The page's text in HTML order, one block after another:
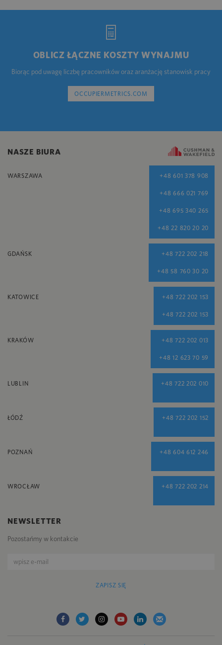
OBLICZ ŁĄCZNE KOSZTY WYNAJMU
Biorąc pod uwagę liczbę pracowników oraz aranżację stanowisk pracy
OCCUPIERMETRICS.COM
NASZE BIURA
WARSZAWA +48 601 378 908
+48 666 021 769
+48 695 340 265
+48 22 820 20 20
GDAŃSK +48 722 202 218
+48 58 760 30 20
KATOWICE +48 722 202 153
+48 722 202 153
KRAKÓW +48 722 202 013
+48 12 623 70 59
LUBLIN +48 722 202 010
ŁÓDŹ +48 722 202 152
POZNAŃ +48 604 612 246
WROCŁAW +48 722 202 214
NEWSLETTER
Pozostańmy w kontakcie
ZAPISZ SIĘ